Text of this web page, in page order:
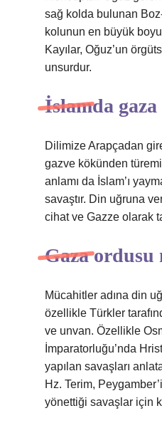
sağ kolda bulunan
kolunun en büyük
Kayılar, Oğuz’un
unsurdur.
İslamda
Dilimize Arapçadan
gazve kökünden
anlamı da İslam’ı
savaştır. Din uğruna
cihat ve Gazze olarak
Gaza ordusu
Mücahitler adına din
özellikle Türkler
ve unvan. Özellikle
İmparatorluğu’nda
yapılan savaşları
Hz. Terim,
yönettiği savaşlar için